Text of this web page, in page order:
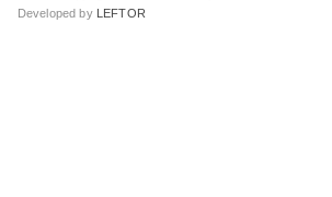
Developed by
LEFTOR